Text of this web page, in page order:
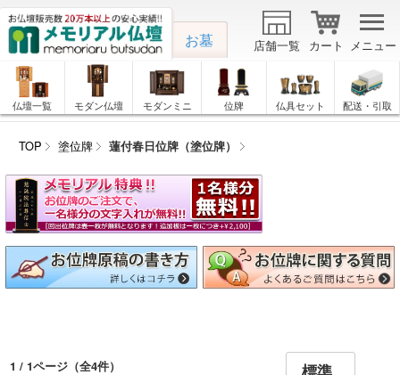
お墓 メニュー
カート
店舗一覧
仏壇一覧 モダン仏壇 モダンミニ 位牌 仏具セット 配送・引取
TOP 塗位牌 蓮付春日位牌（塗位牌）
1 / 1ページ （全4件）